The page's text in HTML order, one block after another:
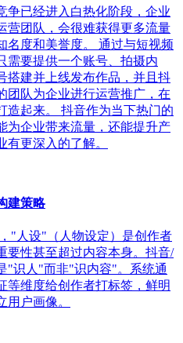
争已经进入白热化阶段，企业
营团队，会很难获得更多流量
名度和美誉度。 通过与短视频
需要提供一个账号、拍摄内
搭建并上线发布作品，并且抖
团队为企业进行运营推广，在
造起来。 抖音作为当下热门的
为企业带来流量，还能提升产
更深入的了解。
建策略
"人设"（人物设定）是创作者
要性甚至超过内容本身。抖音/
"识人"而非"识内容"。系统通
等维度给创作者打标签，鲜明
用户画像。